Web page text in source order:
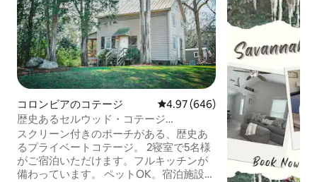
コロンビアのコテージ レビュー646件、5つ星中4.97つ
4.97 (646)
歴史あるセルウッド・コテージ
@theselwoodcottage
スクリーン付きのポーチがある、歴史あ
るプライベートコテージ。 2寝室で5名様
がご宿泊いただけます。フルキッチンが
備わっています。 ペットOK。宿泊施設の